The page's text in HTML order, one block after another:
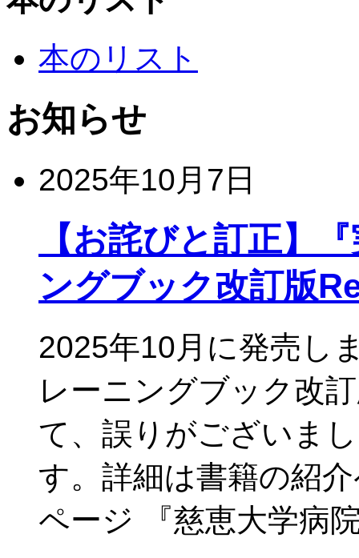
本のリスト
お知らせ
2025年10月7日
【お詫びと訂正】
ングブック改訂版
2025年10月に発売し
レーニングブック改
て、誤りがございま
す。詳細は書籍の紹
ページ 『慈恵大学病